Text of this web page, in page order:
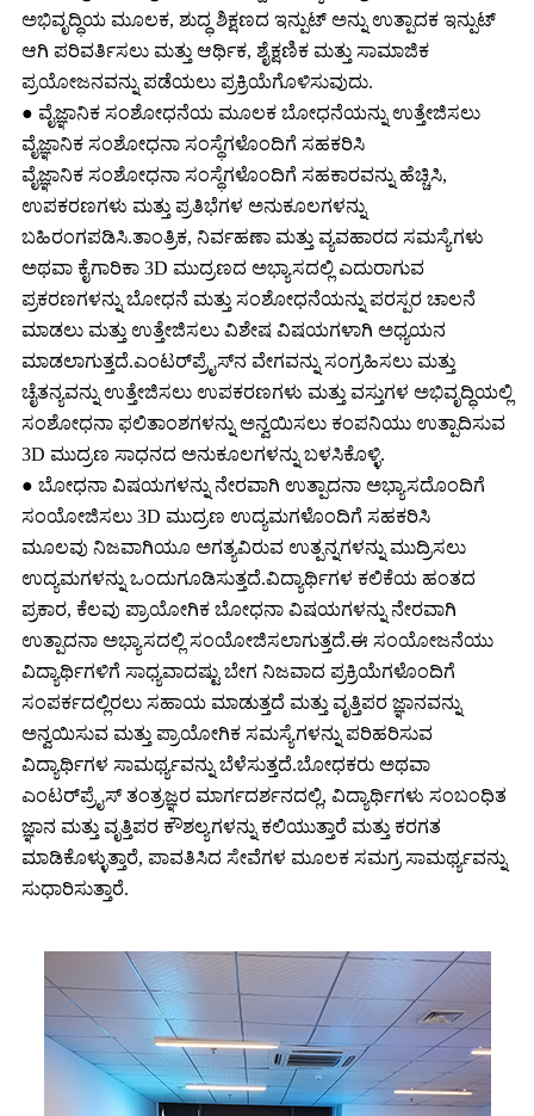
ಅಭಿವೃದ್ಧಿಯ ಮೂಲಕ, ಶುದ್ಧ ಶಿಕ್ಷಣದ ಇನ್ಪುಟ್ ಅನ್ನು ಉತ್ಪಾದಕ ಇನ್ಪುಟ್
ಆಗಿ ಪರಿವರ್ತಿಸಲು ಮತ್ತು ಆರ್ಥಿಕ, ಶೈಕ್ಷಣಿಕ ಮತ್ತು ಸಾಮಾಜಿಕ
ಪ್ರಯೋಜನವನ್ನು ಪಡೆಯಲು ಪ್ರಕ್ರಿಯೆಗೊಳಿಸುವುದು.
● ವೈಜ್ಞಾನಿಕ ಸಂಶೋಧನೆಯ ಮೂಲಕ ಬೋಧನೆಯನ್ನು ಉತ್ತೇಜಿಸಲು
ವೈಜ್ಞಾನಿಕ ಸಂಶೋಧನಾ ಸಂಸ್ಥೆಗಳೊಂದಿಗೆ ಸಹಕರಿಸಿ
ವೈಜ್ಞಾನಿಕ ಸಂಶೋಧನಾ ಸಂಸ್ಥೆಗಳೊಂದಿಗೆ ಸಹಕಾರವನ್ನು ಹೆಚ್ಚಿಸಿ,
ಉಪಕರಣಗಳು ಮತ್ತು ಪ್ರತಿಭೆಗಳ ಅನುಕೂಲಗಳನ್ನು
ಬಹಿರಂಗಪಡಿಸಿ.ತಾಂತ್ರಿಕ, ನಿರ್ವಹಣಾ ಮತ್ತು ವ್ಯವಹಾರದ ಸಮಸ್ಯೆಗಳು
ಅಥವಾ ಕೈಗಾರಿಕಾ 3D ಮುದ್ರಣದ ಅಭ್ಯಾಸದಲ್ಲಿ ಎದುರಾಗುವ
ಪ್ರಕರಣಗಳನ್ನು ಬೋಧನೆ ಮತ್ತು ಸಂಶೋಧನೆಯನ್ನು ಪರಸ್ಪರ ಚಾಲನೆ
ಮಾಡಲು ಮತ್ತು ಉತ್ತೇಜಿಸಲು ವಿಶೇಷ ವಿಷಯಗಳಾಗಿ ಅಧ್ಯಯನ
ಮಾಡಲಾಗುತ್ತದೆ.ಎಂಟರ್‌ಪ್ರೈಸ್‌ನ ವೇಗವನ್ನು ಸಂಗ್ರಹಿಸಲು ಮತ್ತು
ಚೈತನ್ಯವನ್ನು ಉತ್ತೇಜಿಸಲು ಉಪಕರಣಗಳು ಮತ್ತು ವಸ್ತುಗಳ ಅಭಿವೃದ್ಧಿಯಲ್ಲಿ
ಸಂಶೋಧನಾ ಫಲಿತಾಂಶಗಳನ್ನು ಅನ್ವಯಿಸಲು ಕಂಪನಿಯು ಉತ್ಪಾದಿಸುವ
3D ಮುದ್ರಣ ಸಾಧನದ ಅನುಕೂಲಗಳನ್ನು ಬಳಸಿಕೊಳ್ಳಿ.
● ಬೋಧನಾ ವಿಷಯಗಳನ್ನು ನೇರವಾಗಿ ಉತ್ಪಾದನಾ ಅಭ್ಯಾಸದೊಂದಿಗೆ
ಸಂಯೋಜಿಸಲು 3D ಮುದ್ರಣ ಉದ್ಯಮಗಳೊಂದಿಗೆ ಸಹಕರಿಸಿ
ಮೂಲವು ನಿಜವಾಗಿಯೂ ಅಗತ್ಯವಿರುವ ಉತ್ಪನ್ನಗಳನ್ನು ಮುದ್ರಿಸಲು
ಉದ್ಯಮಗಳನ್ನು ಒಂದುಗೂಡಿಸುತ್ತದೆ.ವಿದ್ಯಾರ್ಥಿಗಳ ಕಲಿಕೆಯ ಹಂತದ
ಪ್ರಕಾರ, ಕೆಲವು ಪ್ರಾಯೋಗಿಕ ಬೋಧನಾ ವಿಷಯಗಳನ್ನು ನೇರವಾಗಿ
ಉತ್ಪಾದನಾ ಅಭ್ಯಾಸದಲ್ಲಿ ಸಂಯೋಜಿಸಲಾಗುತ್ತದೆ.ಈ ಸಂಯೋಜನೆಯು
ವಿದ್ಯಾರ್ಥಿಗಳಿಗೆ ಸಾಧ್ಯವಾದಷ್ಟು ಬೇಗ ನಿಜವಾದ ಪ್ರಕ್ರಿಯೆಗಳೊಂದಿಗೆ
ಸಂಪರ್ಕದಲ್ಲಿರಲು ಸಹಾಯ ಮಾಡುತ್ತದೆ ಮತ್ತು ವೃತ್ತಿಪರ ಜ್ಞಾನವನ್ನು
ಅನ್ವಯಿಸುವ ಮತ್ತು ಪ್ರಾಯೋಗಿಕ ಸಮಸ್ಯೆಗಳನ್ನು ಪರಿಹರಿಸುವ
ವಿದ್ಯಾರ್ಥಿಗಳ ಸಾಮರ್ಥ್ಯವನ್ನು ಬೆಳೆಸುತ್ತದೆ.ಬೋಧಕರು ಅಥವಾ
ಎಂಟರ್‌ಪ್ರೈಸ್ ತಂತ್ರಜ್ಞರ ಮಾರ್ಗದರ್ಶನದಲ್ಲಿ, ವಿದ್ಯಾರ್ಥಿಗಳು ಸಂಬಂಧಿತ
ಜ್ಞಾನ ಮತ್ತು ವೃತ್ತಿಪರ ಕೌಶಲ್ಯಗಳನ್ನು ಕಲಿಯುತ್ತಾರೆ ಮತ್ತು ಕರಗತ
ಮಾಡಿಕೊಳ್ಳುತ್ತಾರೆ, ಪಾವತಿಸಿದ ಸೇವೆಗಳ ಮೂಲಕ ಸಮಗ್ರ ಸಾಮರ್ಥ್ಯವನ್ನು
ಸುಧಾರಿಸುತ್ತಾರೆ.